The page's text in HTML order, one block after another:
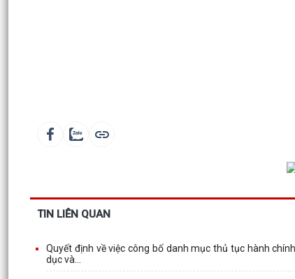
TIN LIÊN QUAN
Quyết định về việc công bố danh mục thủ tục hành
dục và...